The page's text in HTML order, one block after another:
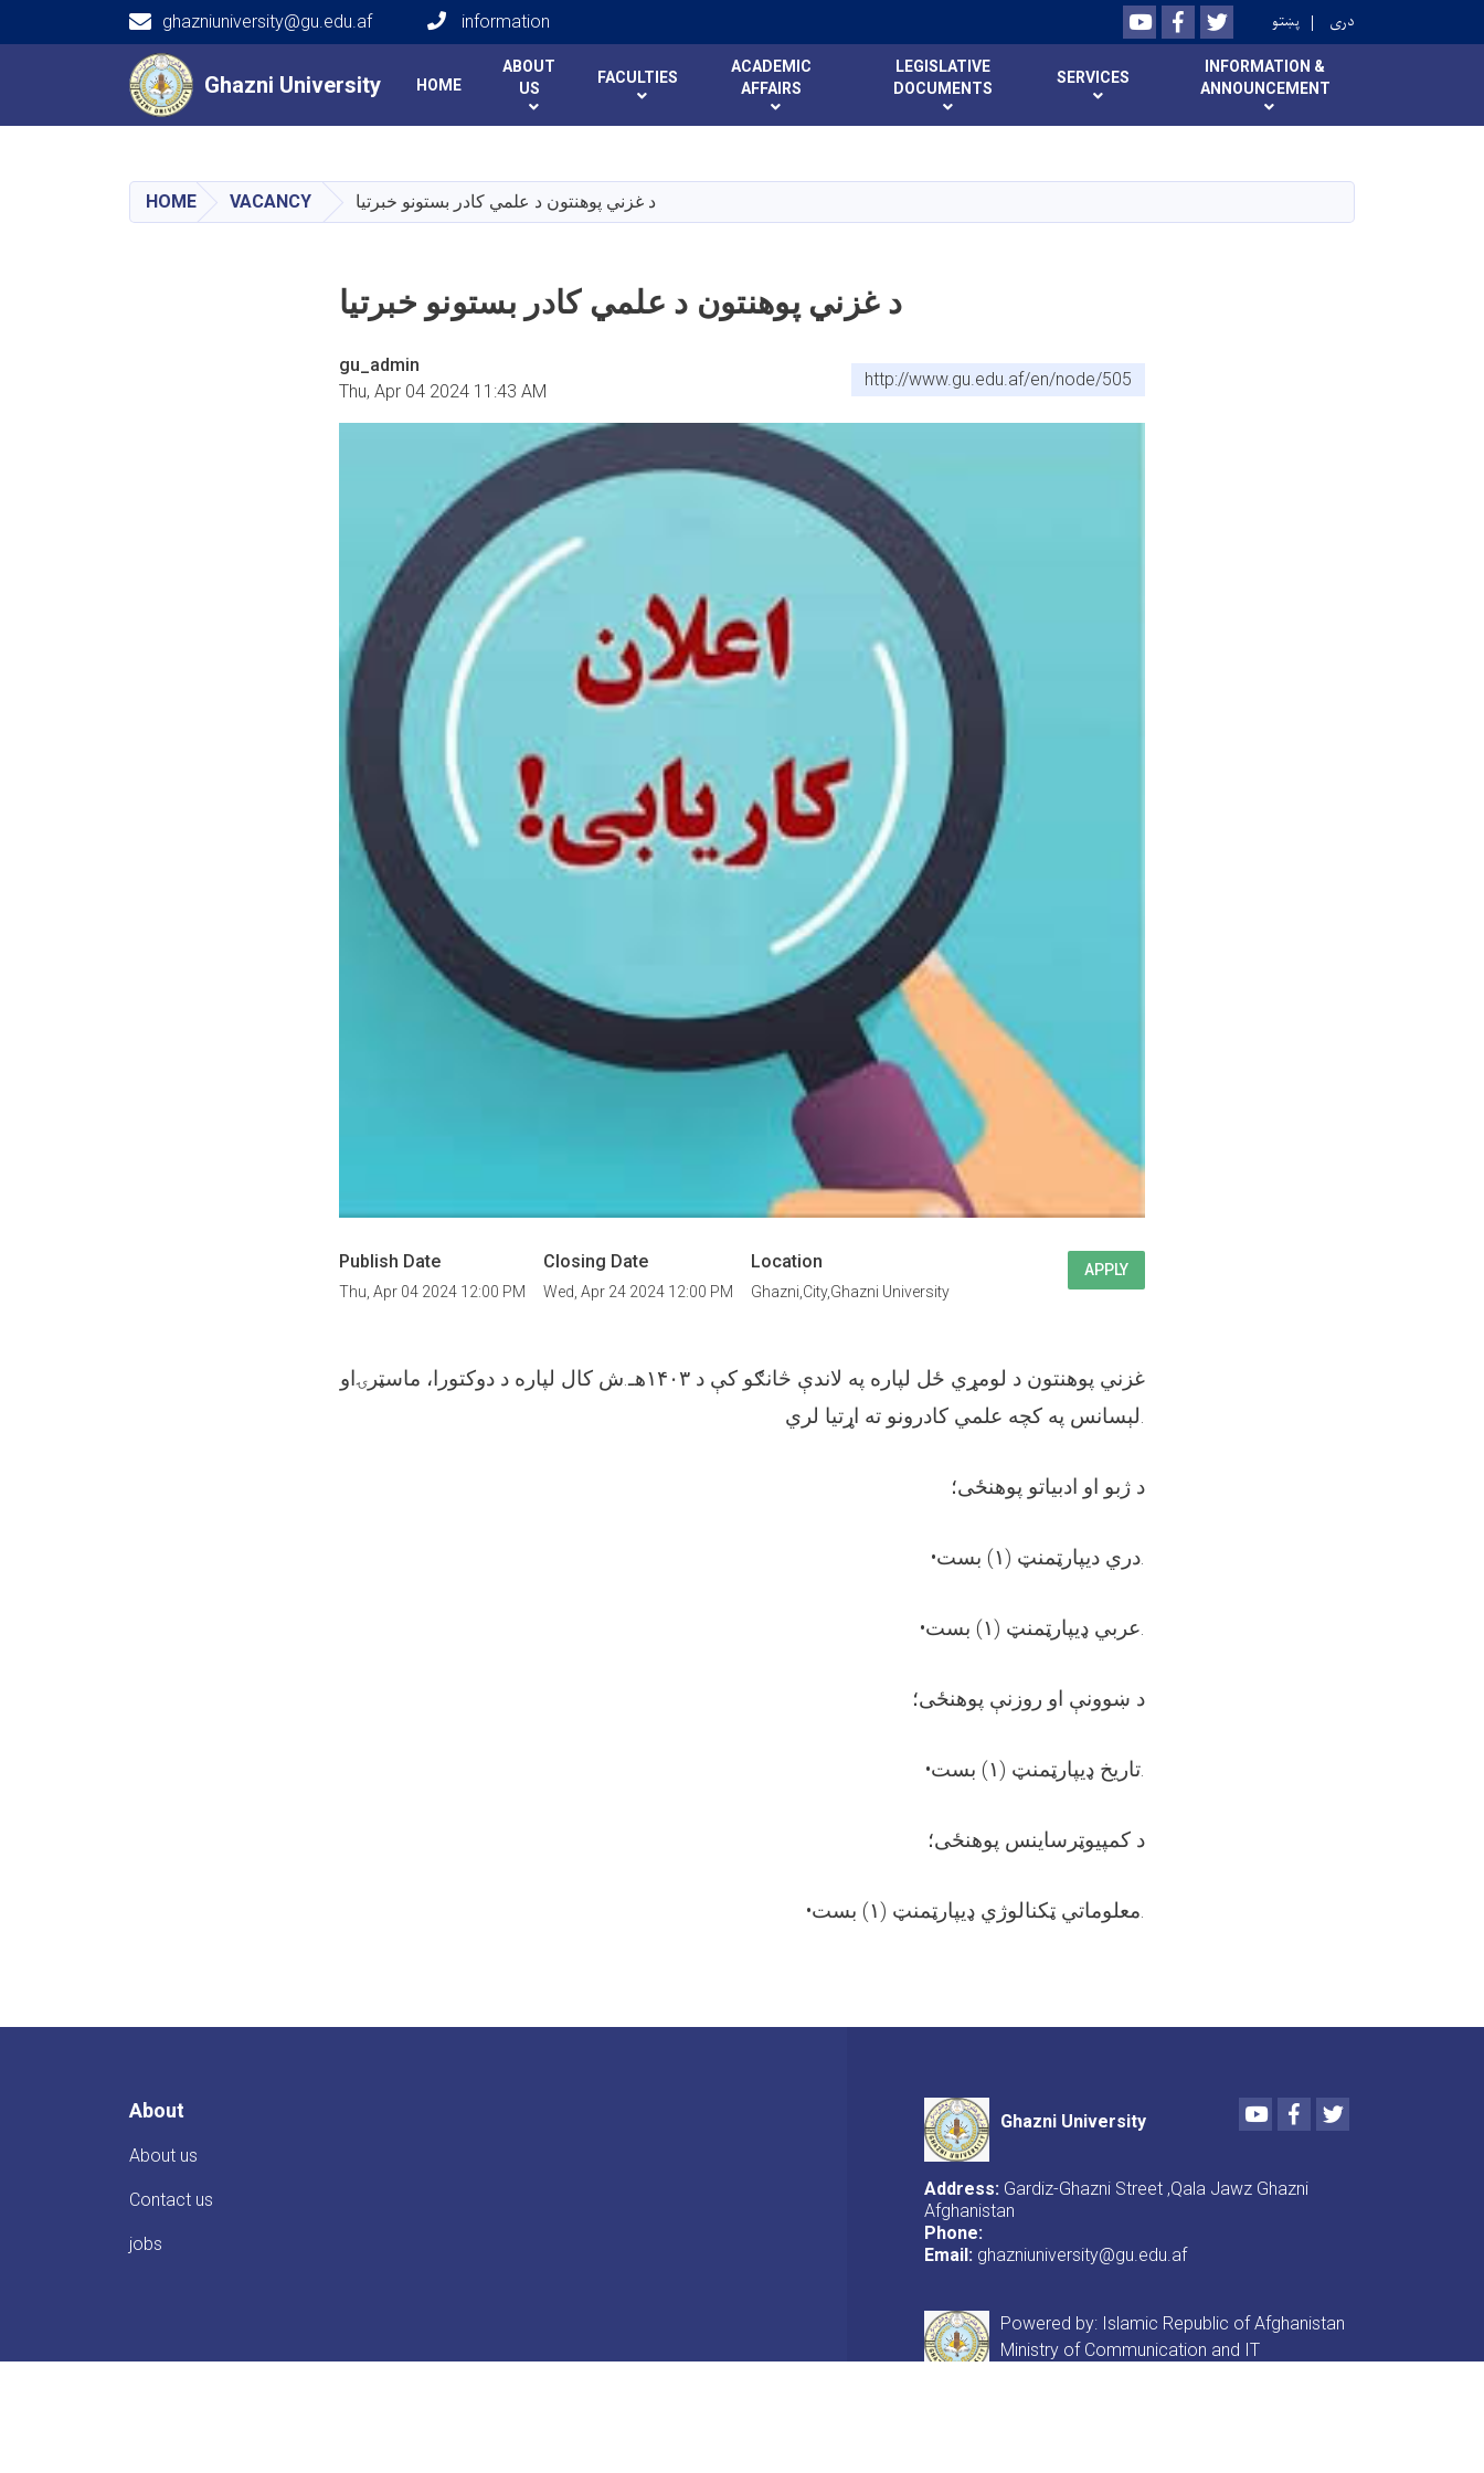
content
Ghazni University
ghazniuniversity@gu.edu.af information YoutubeFacebookTwitterپښتو دری
Main navigation
Ghazni University HOME
ABOUT
US
FACULTIES
ACADEMIC
AFFAIRS
LEGISLATIVE
DOCUMENTS
SERVICES
INFORMATION &
ANNOUNCEMENT
HOME VACANCY د غزني پوهنتون د علمي کادر بستونو خبرتیا
د غزني پوهنتون د علمي کادر بستونو خبرتیا
gu_admin
Thu, Apr 04 2024 11:43 AM
http://www.gu.edu.af/en/node/505
Publish Date
Thu, Apr 04 2024 12:00 PM
Closing Date
Wed, Apr 24 2024 12:00 PM
Location
Ghazni,City,Ghazni University
APPLY
غزني پوهنتون د لومړي ځل لپاره په لاندې څانګو کې د ۱۴۰۳هـ.ش کال لپاره د دوکتورا، ماسټرۍاو
لېسانس په کچه علمي کادرونو ته اړتیا لري.
د ژبو او ادبیاتو پوهنځی؛
•دري دیپارټمنټ (۱) بست.
•عربي ډیپارټمنټ (۱) بست.
د ښوونې او روزنې پوهنځی؛
•تاریخ ډیپارټمنټ (۱) بست.
د کمپیوټرساینس پوهنځی؛
•معلوماتي ټکنالوژي ډیپارټمنټ (۱) بست.
About
About us
Contact us
jobs
Ghazni University
YoutubeFacebook
Twitter
Address: Gardiz-Ghazni Street ,Qala Jawz Ghazni
Afghanistan
Phone:
Email: ghazniuniversity@gu.edu.af
Powered by: Islamic Republic of Afghanistan
Ministry of Communication and IT